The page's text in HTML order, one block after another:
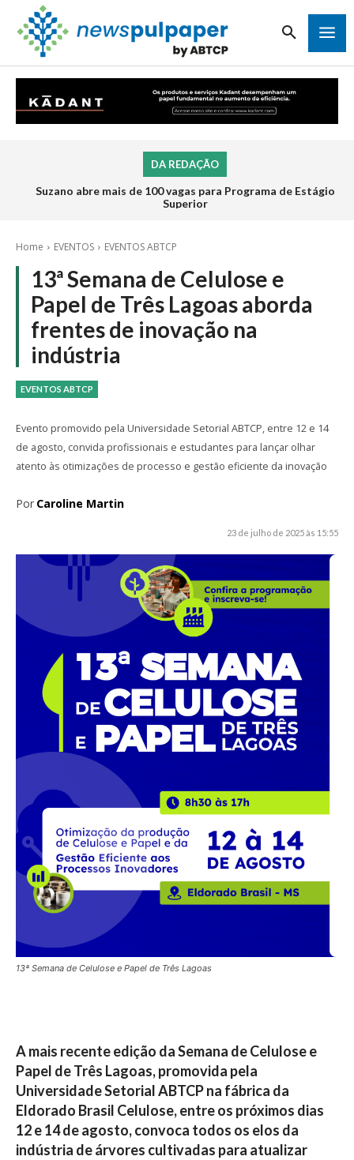
DA REDAÇÃO
Suzano abre mais de 100 vagas para Programa de Estágio
Superior
Inscrições para o Programa de Estágio 2026 da Veracel
abrem na próxima semana
Home EVENTOS EVENTOS ABTCP
13ª Semana de Celulose e
Papel de Três Lagoas aborda
frentes de inovação na
indústria
EVENTOS ABTCP
Evento promovido pela Universidade Setorial ABTCP, entre 12 e 14
de agosto, convida profissionais e estudantes para lançar olhar
atento às otimizações de processo e gestão eficiente da inovação
Por Caroline Martin
23 de julho de 2025 às 15:55
13ª Semana de Celulose e Papel de Três Lagoas
A mais recente edição da Semana de Celulose e
Papel de Três Lagoas, promovida pela
Universidade Setorial ABTCP na fábrica da
Eldorado Brasil Celulose, entre os próximos dias
12 e 14 de agosto, convoca todos os elos da
indústria de árvores cultivadas para atualizar